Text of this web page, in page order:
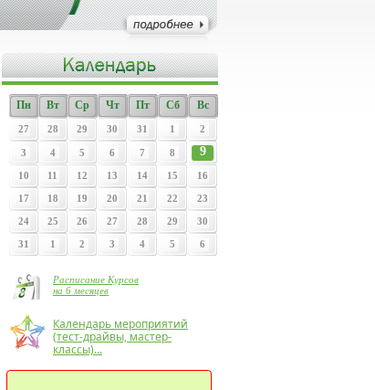
Пн Вт Ср Чт Пт Сб Вс
27 28 29 30 31 1 2
3 4 5 6 7 8 9
10 11 12 13 14 15 16
17 18 19 20 21 22 23
24 25 26 27 28 29 30
31 1 2 3 4 5 6
Расписание Курсов
на 6 месяцев
Календарь мероприятий
(тест-драйвы, мастер-
классы)...